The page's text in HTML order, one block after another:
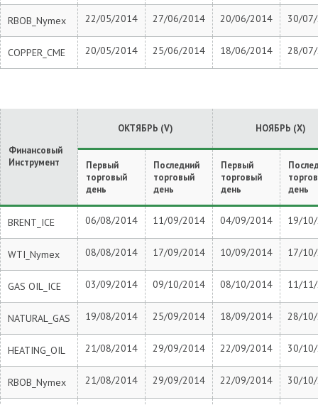
RBOB_Nymex 22/05/2014 27/06/2014 20/06/2014 30/
COPPER_CME 20/05/2014 25/06/2014 18/06/2014 28/
Финансовый
Инструмент
ОКТЯБРЬ (V) НОЯБРЬ (X)
Первый
торговый
день
Последний
торговый
день
Первый
торговый
день
день
BRENT_ICE 06/08/2014 11/09/2014 04/09/2014 19/
WTI_Nymex 08/08/2014 17/09/2014 10/09/2014 17/
GAS OIL_ICE 03/09/2014 09/10/2014 08/10/2014 11/
NATURAL_GAS 19/08/2014 25/09/2014 18/09/2014 28/
HEATING_OIL 21/08/2014 29/09/2014 22/09/2014 30/
RBOB_Nymex 21/08/2014 29/09/2014 22/09/2014 30/